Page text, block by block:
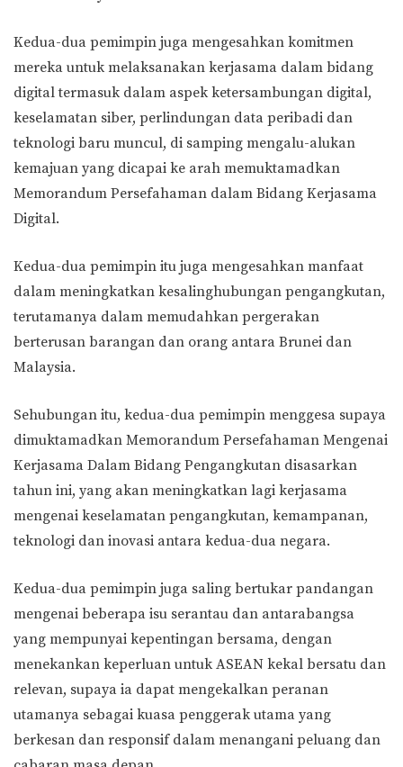
Kedua-dua pemimpin juga mengesahkan komitmen
mereka untuk melaksanakan kerjasama dalam bidang
digital termasuk dalam aspek ketersambungan digital,
keselamatan siber, perlindungan data peribadi dan
teknologi baru muncul, di samping mengalu-alukan
kemajuan yang dicapai ke arah memuktamadkan
Memorandum Persefahaman dalam Bidang Kerjasama
Digital.
Kedua-dua pemimpin itu juga mengesahkan manfaat
dalam meningkatkan kesalinghubungan pengangkutan,
terutamanya dalam memudahkan pergerakan
berterusan barangan dan orang antara Brunei dan
Malaysia.
Sehubungan itu, kedua-dua pemimpin menggesa supaya
dimuktamadkan Memorandum Persefahaman Mengenai
Kerjasama Dalam Bidang Pengangkutan disasarkan
tahun ini, yang akan meningkatkan lagi kerjasama
mengenai keselamatan pengangkutan, kemampanan,
teknologi dan inovasi antara kedua-dua negara.
Kedua-dua pemimpin juga saling bertukar pandangan
mengenai beberapa isu serantau dan antarabangsa
yang mempunyai kepentingan bersama, dengan
menekankan keperluan untuk ASEAN kekal bersatu dan
relevan, supaya ia dapat mengekalkan peranan
utamanya sebagai kuasa penggerak utama yang
berkesan dan responsif dalam menangani peluang dan